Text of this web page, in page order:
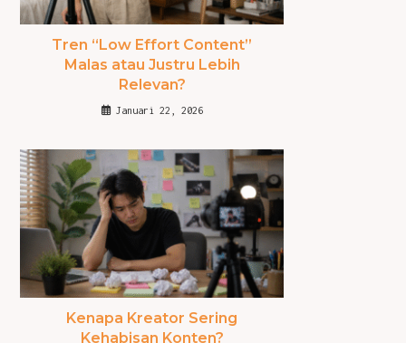
Tren “Low Effort Content”
Malas atau Justru Lebih
Relevan?
Januari 22, 2026
Kenapa Kreator Sering
Kehabisan Konten?